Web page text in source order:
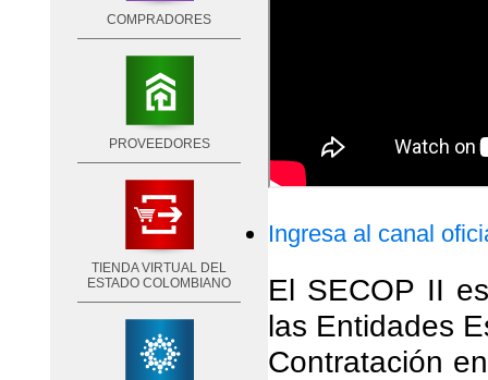
COMPRADORES
PROVEEDORES
TIENDA VIRTUAL DEL
ESTADO COLOMBIANO
Ingresa al canal
El SECOP II
las Entidades
Contratación